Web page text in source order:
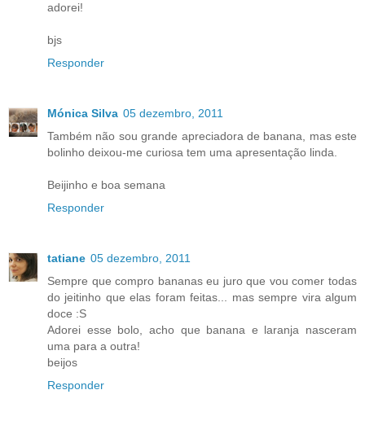
adorei!
bjs
Responder
Mónica Silva 05 dezembro, 2011
Também não sou grande apreciadora de banana, mas este
bolinho deixou-me curiosa tem uma apresentação linda.
Beijinho e boa semana
Responder
tatiane 05 dezembro, 2011
Sempre que compro bananas eu juro que vou comer todas
do jeitinho que elas foram feitas... mas sempre vira algum
doce :S
Adorei esse bolo, acho que banana e laranja nasceram
uma para a outra!
beijos
Responder